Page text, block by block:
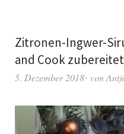
Zitronen-Ingwer-
and Cook zubereitet
5. Dezember 2018 von